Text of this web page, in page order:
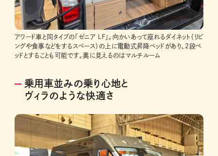
アワード車と同タイプの「ゼニア LF」。向かいあって座れるダイネット（リビ
ングや食事などをするスペース）の上に電動式昇降ベッドがあり、2段ベ
ッドとすることも可能です。奥に見えるのはマルチルーム
乗用車並みの乗り心地と
ヴィラのような快適さ